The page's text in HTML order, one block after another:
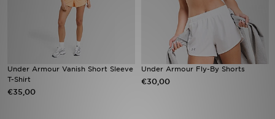
Under Armour Vanish Short Sleeve
T-Shirt
€35,00
Under Armour Fly-By Shorts
€30,00
Merken
Vind een winkel